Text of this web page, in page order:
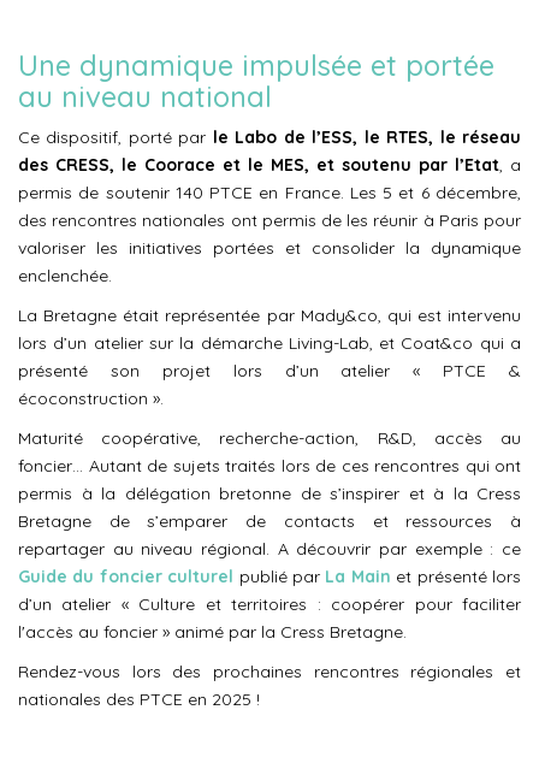
Une dynamique impulsée et portée
au niveau national
Ce dispositif, porté par le Labo de l’ESS, le RTES, le réseau
des CRESS, le Coorace et le MES, et soutenu par l’Etat, a
permis de soutenir 140 PTCE en France. Les 5 et 6 décembre,
des rencontres nationales ont permis de les réunir à Paris pour
valoriser les initiatives portées et consolider la dynamique
enclenchée.
La Bretagne était représentée par Mady&co, qui est intervenu
lors d’un atelier sur la démarche Living-Lab, et Coat&co qui a
présenté son projet lors d’un atelier « PTCE &
écoconstruction ».
Maturité coopérative, recherche-action, R&D, accès au
foncier… Autant de sujets traités lors de ces rencontres qui ont
permis à la délégation bretonne de s’inspirer et à la Cress
Bretagne de s’emparer de contacts et ressources à
repartager au niveau régional. A découvrir par exemple : ce
Guide du foncier culturel publié par La Main et présenté lors
d’un atelier « Culture et territoires : coopérer pour faciliter
l'accès au foncier » animé par la Cress Bretagne.
Rendez-vous lors des prochaines rencontres régionales et
nationales des PTCE en 2025 !